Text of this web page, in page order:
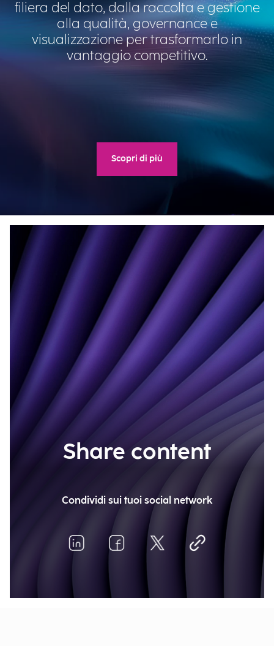
filiera del dato, dalla raccolta ​e gestione
alla qualità, governance e
visualizzazione per trasformarlo in
vantaggio competitivo.
Scopri di più
Share content
Condividi sui tuoi social network